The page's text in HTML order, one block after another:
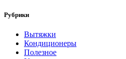
Рубрики
Вытяжки
Кондиционеры
Полезное